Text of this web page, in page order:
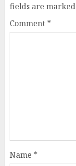
fields are marked
Comment *
Name *